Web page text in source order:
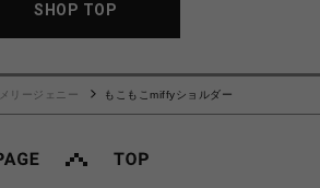
SHOP TOP
メリージェニー もこもこmiffyショルダー